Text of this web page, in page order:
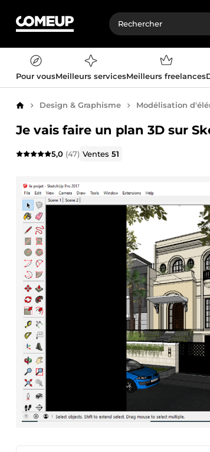
Pour vousMeilleurs servicesMeilleurs freelances
AccueilDesign & Graphisme Modélisation
Je vais faire un plan 3D sur
5,0 (47) Ventes51